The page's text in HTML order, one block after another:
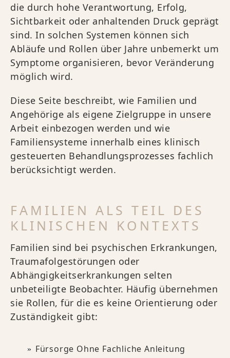
die durch hohe Verantwortung, Erfolg,
Sichtbarkeit oder anhaltenden Druck geprägt
sind. In solchen Systemen können sich
Abläufe und Rollen über Jahre unbemerkt um
Symptome organisieren, bevor Veränderung
möglich wird.
Diese Seite beschreibt, wie Familien und
Angehörige als eigene Zielgruppe in unsere
Arbeit einbezogen werden und wie
Familiensysteme innerhalb eines klinisch
gesteuerten Behandlungsprozesses fachlich
berücksichtigt werden.
FAMILIEN ALS TEIL DES
KLINISCHEN KONTEXTS
Familien sind bei psychischen Erkrankungen,
Traumafolgestörungen oder
Abhängigkeitserkrankungen selten
unbeteiligte Beobachter. Häufig übernehmen
sie Rollen, für die es keine Orientierung oder
Zuständigkeit gibt:
Fürsorge Ohne Fachliche Anleitung